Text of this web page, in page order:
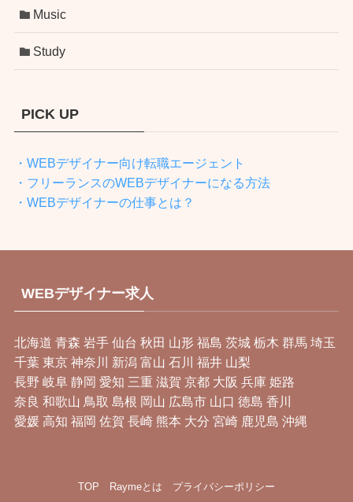
Music
Study
PICK UP
・WEBデザイナー向け転職エージェント
・フリーランスのWEBデザイナーになる方法
・WEBデザイナーの仕事とは？
WEBデザイナー求人
北海道 青森 岩手 仙台 秋田 山形 福島 茨城 栃木 群馬 埼玉
千葉 東京 神奈川 新潟 富山 石川 福井 山梨
長野 岐阜 静岡 愛知 三重 滋賀 京都 大阪 兵庫 姫路
奈良 和歌山 鳥取 島根 岡山 広島市 山口 徳島 香川
愛媛 高知 福岡 佐賀 長崎 熊本 大分 宮崎 鹿児島 沖縄
TOP Raymeとは プライバシーポリシー